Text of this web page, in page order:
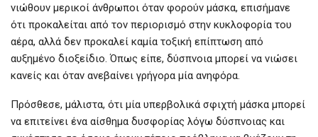
νιώθουν μερικοί άνθρωποι όταν φορούν μάσκα, επισήμανε
ότι προκαλείται από τον περιορισμό στην κυκλοφορία του
αέρα, αλλά δεν προκαλεί καμία τοξική επίπτωση από
αυξημένο διοξείδιο. Όπως είπε, δύσπνοια μπορεί να νιώσει
κανείς και όταν ανεβαίνει γρήγορα μία ανηφόρα.
Πρόσθεσε, μάλιστα, ότι μία υπερβολικά σφιχτή μάσκα μπορεί
να επιτείνει ένα αίσθημα δυσφορίας λόγω δύσπνοιας και